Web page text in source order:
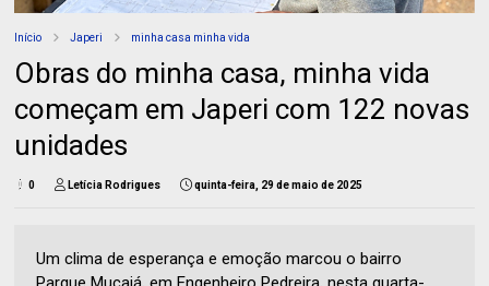
Início Japeri minha casa minha vida
Obras do minha casa, minha vida
começam em Japeri com 122 novas
unidades
0 Letícia Rodrigues quinta-feira, 29 de maio de 2025
Um clima de esperança e emoção marcou o bairro